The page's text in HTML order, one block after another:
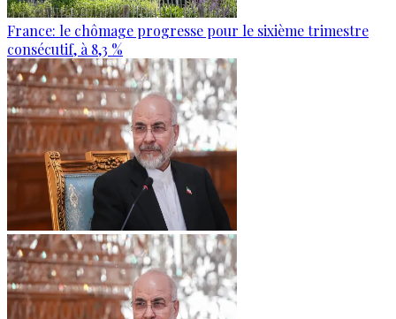
France: le chômage progresse pour le sixième trimestre
consécutif, à 8,3 %